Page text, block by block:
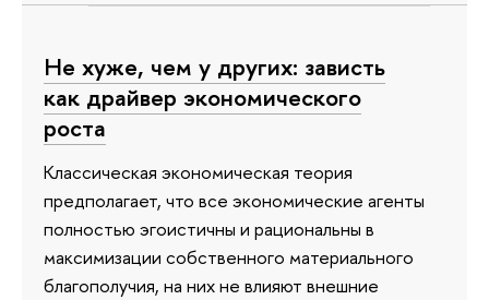
Не хуже, чем у других: зависть
как драйвер экономического
роста
Классическая экономическая теория
предполагает, что все экономические агенты
полностью эгоистичны и рациональны в
максимизации собственного материального
благополучия, на них не влияют внешние